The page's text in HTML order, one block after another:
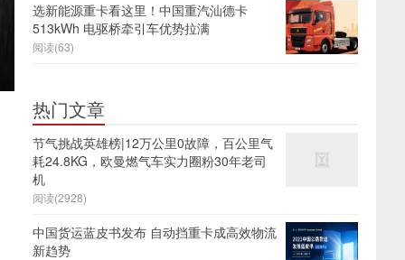
选新能源重卡看这里！中国重汽汕德卡
513kWh 电驱桥牵引车优势拉满
阅读(63)
热门文章
节气挑战英雄榜|12万公里0故障，百公里气
耗24.8KG，欧曼燃气车实力圈粉30年老司
机
阅读(2928)
中国货运蓝皮书发布 自动挡重卡成高效物流
新趋势